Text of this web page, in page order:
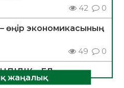
42 0
өңір экономикасының
49 0
– ЕЛ
жаңалық